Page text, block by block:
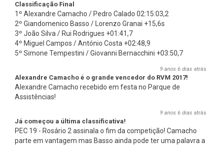
Classificação Final
1º Alexandre Camacho / Pedro Calado 02:15:03,2
2º Giandomenico Basso / Lorenzo Granai +15,6s
3º João Silva / Rui Rodrigues +01:41,7
4º Miguel Campos / António Costa +02:48,9
5º Simone Tempestini / Giovanni Bernacchini +03:50,7
9 anos 6 dias atrás
Alexandre Camacho é o grande vencedor do RVM 2017!
Alexandre Camacho recebido em festa no Parque de
Assistências!
9 anos 6 dias atrás
Já começou a última classificativa!
PEC 19 - Rosário 2 assinala o fim da competição! Camacho
parte em vantagem mas Basso ainda pode ter uma palavra a